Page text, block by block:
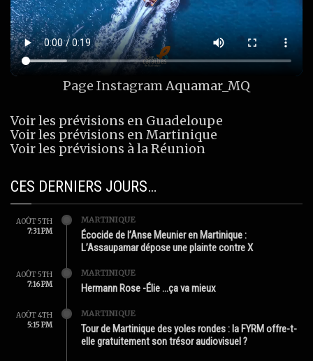
Page InstagramAquamar_MQ
Voir les prévisions en Guadeloupe
Voir les prévisions en Martinique
Voir les prévisions à la Réunion
CES DERNIERS JOURS…
AOÛT 5TH
7:31 PM
MARTINIQUE
Écocide de l’Anse Meunier en Martinique :
L’Assaupamar dépose une plainte contre X
AOÛT 5TH
7:16 PM
MARTINIQUE
Hermann Rose -Élie …ça va mieux
AOÛT 4TH
5:15 PM
MARTINIQUE
Tour de Martinique des yoles rondes : la FYRM offre-t-
elle gratuitement son trésor audiovisuel ?